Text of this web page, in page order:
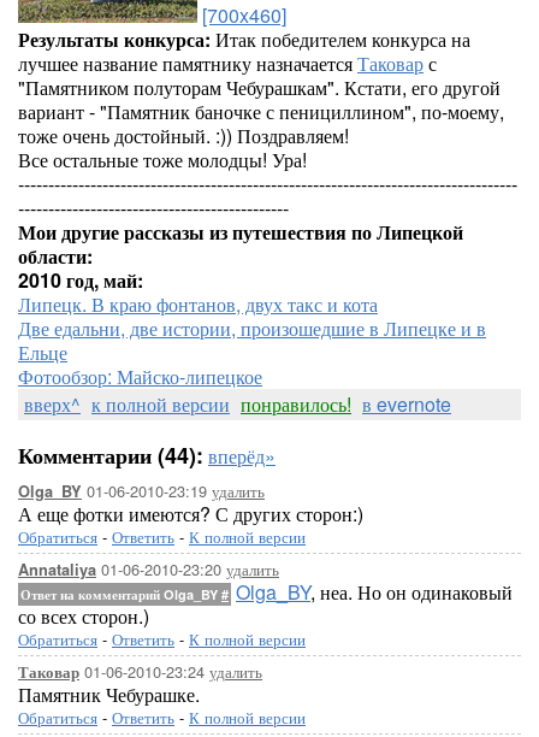
[700x460]
Результаты конкурса: Итак победителем конкурса на
лучшее название памятнику назначаетсяТаковарс
"Памятником полуторам Чебурашкам". Кстати, его другой
вариант - "Памятник баночке с пенициллином", по-моему,
тоже очень достойный. :)) Поздравляем!
Все остальные тоже молодцы! Ура!
-----------------------------------------------------------------------------------
---------------------------------------------
Мои другие рассказы из путешествия по Липецкой
области:
2010 год, май:
Липецк. В краю фонтанов, двух такс и кота
Две едальни, две истории, произошедшие в Липецке и в
Ельце
Фотообзор: Майско-липецкое
вверх^ к полной версии понравилось! в evernote
Комментарии (44): вперёд»
Olga_BY 01-06-2010-23:19 удалить
А еще фотки имеются? С других сторон:)
Обратиться - Ответить - К полной версии
Annataliya 01-06-2010-23:20 удалить
Ответ на комментарий Olga_BY # Olga_BY, неа. Но он одинаковый
со всех сторон.)
Обратиться - Ответить - К полной версии
Таковар 01-06-2010-23:24 удалить
Памятник Чебурашке.
Обратиться - Ответить - К полной версии